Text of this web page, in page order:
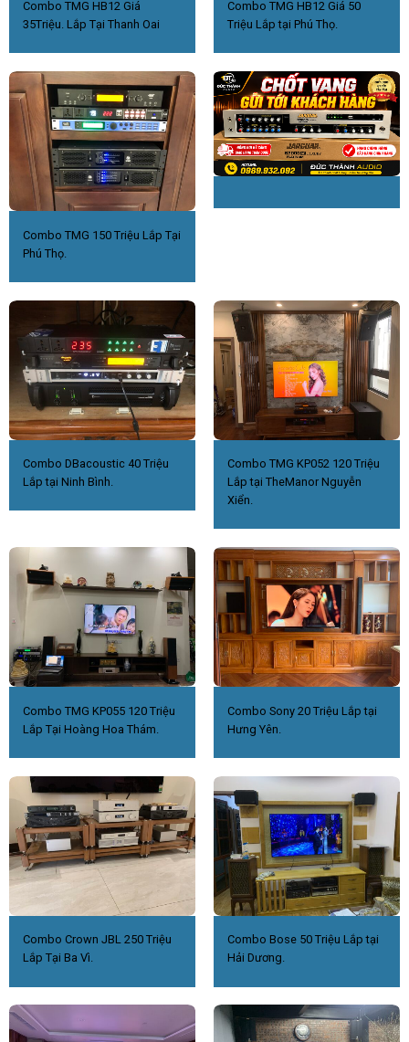
Combo TMG HB12 Giá
35Triệu. Lắp Tại Thanh Oai
Combo TMG HB12 Giá 50
Triệu Lắp tại Phú Thọ.
Combo TMG 150 Triệu Lắp Tại
Phú Thọ.
Combo DBacoustic 40 Triệu
Lắp tại Ninh Bình.
Combo TMG KP052 120 Triệu
Lắp tại TheManor Nguyễn
Xiển.
Combo TMG KP055 120 Triệu
Lắp Tại Hoàng Hoa Thám.
Combo Sony 20 Triệu Lắp tại
Hưng Yên.
Combo Crown JBL 250 Triệu
Lắp Tại Ba Vì.
Combo Bose 50 Triệu Lắp tại
Hải Dương.